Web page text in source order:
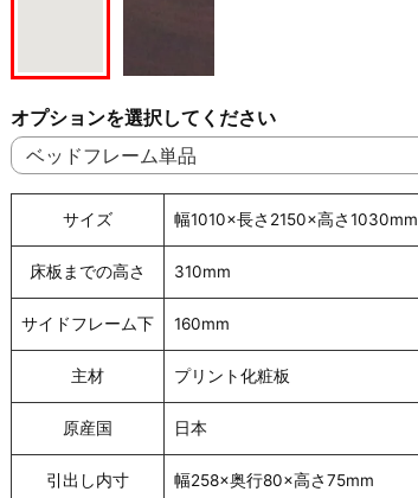
オプションを選択してください
サイズ 幅1010×長さ2150×高さ1030mm
床板までの高さ 310mm
サイドフレーム下 160mm
主材 プリント化粧板
原産国 日本
引出し内寸 幅258×奥行80×高さ75mm